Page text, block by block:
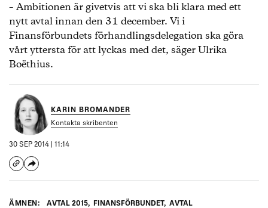
– Ambitionen är givetvis att vi ska bli klara med ett
nytt avtal innan den 31 december. Vi i
Finansförbundets förhandlingsdelegation ska göra
vårt yttersta för att lyckas med det, säger Ulrika
Boëthius.
KARIN BROMANDER
Kontakta skribenten
30 SEP 2014 | 11:14
ÄMNEN: AVTAL 2015, FINANSFÖRBUNDET, AVTAL